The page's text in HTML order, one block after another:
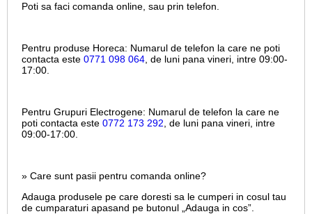
Poti sa faci comanda online, sau prin telefon.
Pentru produse Horeca: Numarul de telefon la care ne poti
contacta este 0771 098 064, de luni pana vineri, intre 09:00-
17:00.
Pentru Grupuri Electrogene: Numarul de telefon la care ne
poti contacta este 0772 173 292, de luni pana vineri, intre
09:00-17:00.
» Care sunt pasii pentru comanda online?
Adauga produsele pe care doresti sa le cumperi in cosul tau
de cumparaturi apasand pe butonul „Adauga in cos”.